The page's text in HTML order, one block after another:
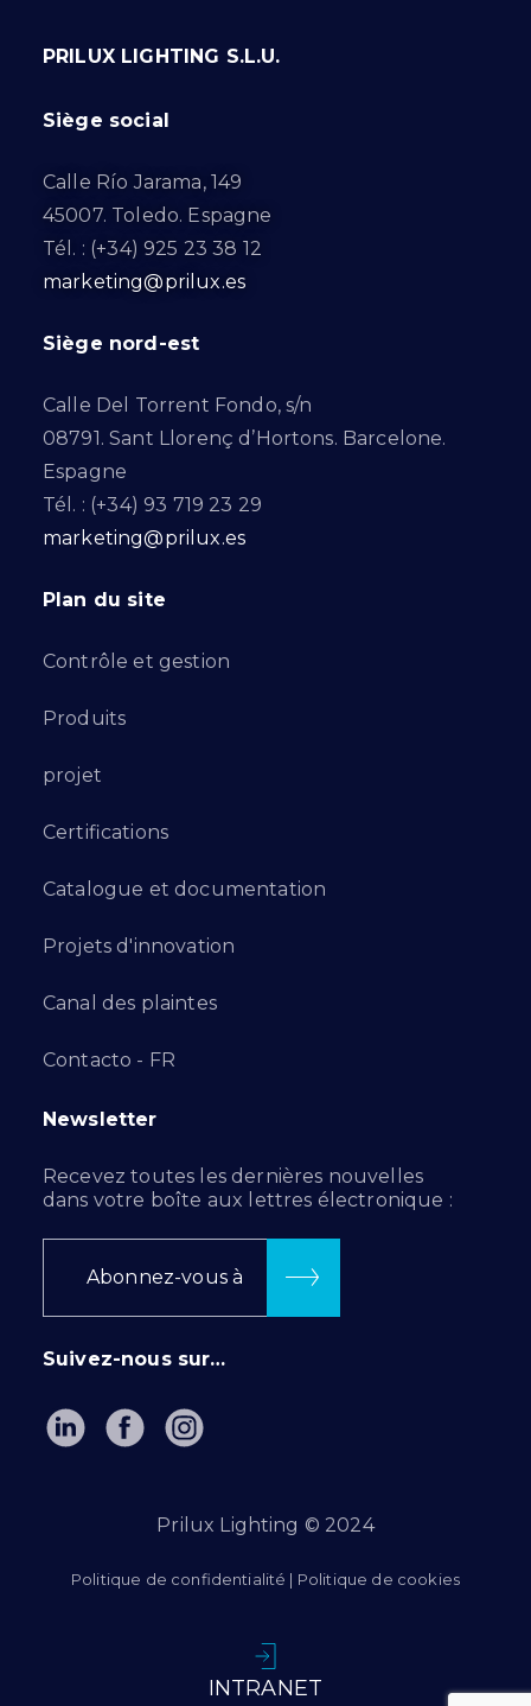
PRILUX LIGHTING S.L.U.
Siège social
Calle Río Jarama, 149
45007. Toledo. Espagne
Tél. : (+34) 925 23 38 12
marketing@prilux.es
Siège nord-est
Calle Del Torrent Fondo, s/n
08791. Sant Llorenç d’Hortons. Barcelone.
Espagne
Tél. : (+34) 93 719 23 29
marketing@prilux.es
Plan du site
Contrôle et gestion
Produits
projet
Certifications
Catalogue et documentation
Projets d'innovation
Canal des plaintes
Contacto - FR
Newsletter
Recevez toutes les dernières nouvelles
dans votre boîte aux lettres électronique :
Abonnez-vous à
Suivez-nous sur…
Prilux Lighting © 2024
Politique de confidentialité | Politique de cookies
INTRANET